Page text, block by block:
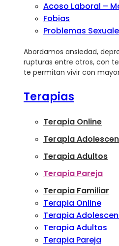
Acoso Laboral –
Fobias
Problemas
Abordamos ansiedad,
rupturas entre otros, con
te permitan vivir con
Terapias
Terapia Online
Terapia
Terapia Adultos
Terapia Pareja
Terapia Familiar
Terapia Online
Terapia
Terapia Adultos
Terapia Pareja